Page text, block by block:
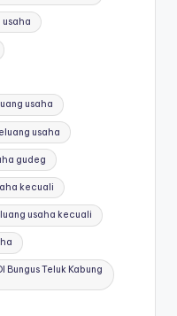
usaha
usaha
usaha
gudeg
kecuali
usaha kecuali
Bungus Teluk Kabung